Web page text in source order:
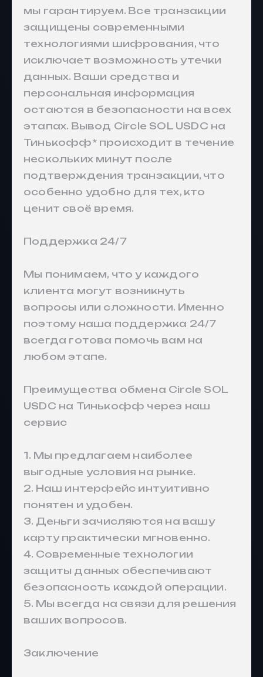
мы гарантируем. Все транзакции
защищены современными
технологиями шифрования, что
исключает возможность утечки
данных. Ваши средства и
персональная информация
остаются в безопасности на всех
этапах. Вывод Circle SOL USDC на
Тинькофф* происходит в течение
нескольких минут после
подтверждения транзакции, что
особенно удобно для тех, кто
ценит своё время.
Поддержка 24/7
Мы понимаем, что у каждого
клиента могут возникнуть
вопросы или сложности. Именно
поэтому наша поддержка 24/7
всегда готова помочь вам на
любом этапе.
Преимущества обмена Circle SOL
USDC на Тинькофф через наш
сервис
1. Мы предлагаем наиболее
выгодные условия на рынке.
2. Наш интерфейс интуитивно
понятен и удобен.
3. Деньги зачисляются на вашу
карту практически мгновенно.
4. Современные технологии
защиты данных обеспечивают
безопасность каждой операции.
5. Мы всегда на связи для решения
ваших вопросов.
Заключение